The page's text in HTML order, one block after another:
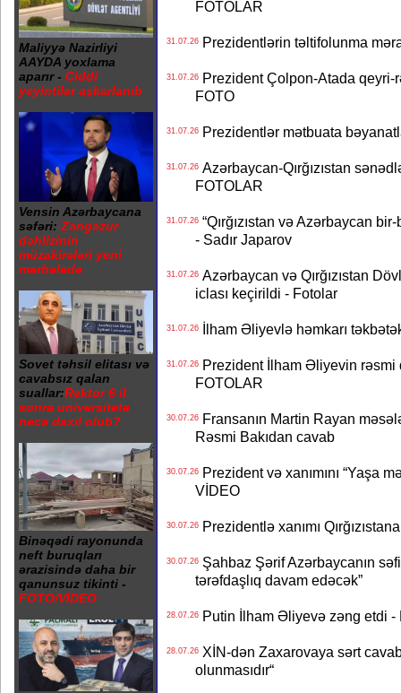
Maliyyə Nazirliyi
AAYDA yoxlama
aparır - Ciddi
yeyintilər aşkarlanıb
Vensin Azərbaycana
səfəri: Zəngəzur
dəhlizinin
müzakirələri yeni
mərhələdə
Sovet təhsil elitası və
cavabsız qalan
suallar:Rektor 6 il
sonra universitetə
necə daxil olub?
Binəqədi rayonunda
neft buruqları
ərazisində daha bir
qanunsuz tikinti -
FOTO/VİDEO
FOTOLAR
31.07.26Prezidentlərin təltifolunma
31.07.26Prezident Çolpon-Atada qeyri-
FOTO
31.07.26Prezidentlər mətbuata
31.07.26Azərbaycan-Qırğızıstan
FOTOLAR
31.07.26“Qırğızıstan və Azərbaycan
- Sadır Japarov
31.07.26Azərbaycan və Qırğızıstan
iclası keçirildi - Fotolar
31.07.26İlham Əliyevlə həmkarı
31.07.26Prezident İlham Əliyevin rəsmi
FOTOLAR
30.07.26Fransanın Martin Rayan
Rəsmi Bakıdan cavab
30.07.26Prezident və xanımını “Yaşa
VİDEO
30.07.26Prezidentlə xanımı
30.07.26Şahbaz Şərif Azərbaycanın
tərəfdaşlıq davam edəcək”
28.07.26Putin İlham Əliyevə zəng etdi -
28.07.26XİN-dən Zaxarovaya sərt
olunmasıdır“